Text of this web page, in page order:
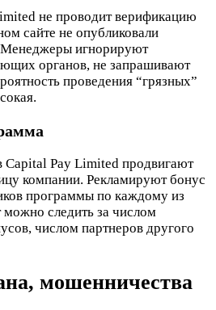
не проводит верификацию
сайте не опубликовали
игнорируют
органов, не запрашивают
проведения “грязных”
Capital Pay Limited продвигают
компании. Рекламируют бонус
программы по каждому из
можно следить за числом
числом партнеров другого
мошенничества